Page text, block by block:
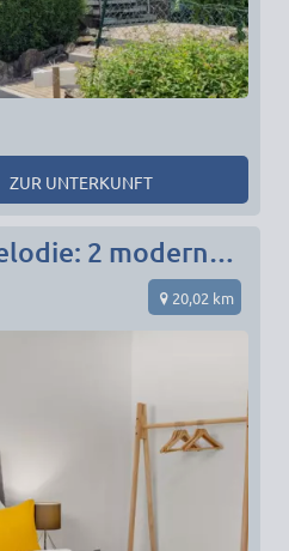
ZUR UNTERKUNFT
Harmony und Melodie: 2 moderne Wohnungen in Sperrmauer-Nähe – Komfort und Top-Lage!
20,02 km